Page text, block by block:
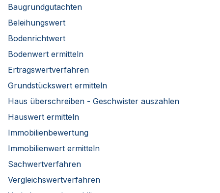
Baugrundgutachten
Beleihungswert
Bodenrichtwert
Bodenwert ermitteln
Ertragswertverfahren
Grundstückswert ermitteln
Haus überschreiben - Geschwister auszahlen
Hauswert ermitteln
Immobilienbewertung
Immobilienwert ermitteln
Sachwertverfahren
Vergleichswertverfahren